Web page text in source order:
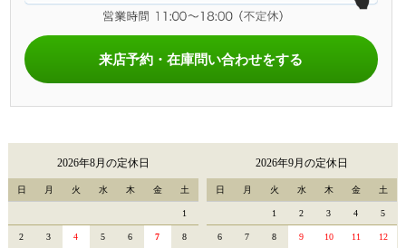
来店予約・在庫問い合わせをする
2026年8月の定休日
日 月 火 水 木 金 土
1
2 3 4 5 6 7 8
2026年9月の定休日
日 月 火 水 木 金 土
1 2 3 4 5
6 7 8 9 10 11 12